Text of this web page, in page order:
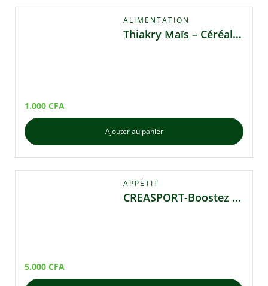
ALIMENTATION
Thiakry Maïs – Céréales Traditionnelles
1.000 CFA
Ajouter au panier
APPÉTIT
CREASPORT-Boostez votre performance, optimisez votre récupération !
5.000 CFA